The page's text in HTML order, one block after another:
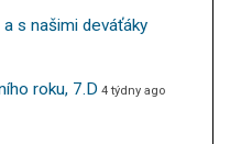
s našimi deváťáky
roku, 7.D 4 týdny ago